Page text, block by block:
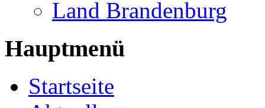
Land Brandenburg
Hauptmenü
Startseite